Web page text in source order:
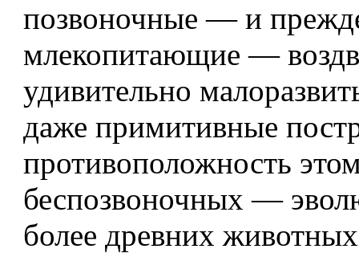
позвоночные — и
млекопитающие —
удивительно
даже примитивные
противоположность
беспозвоночных —
более древних